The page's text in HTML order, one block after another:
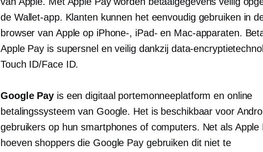
de Wallet-app. Klanten kunnen het eenvoudig gebruiken in
browser van Apple op iPhone-, iPad- en Mac-apparaten.
Apple Pay is supersnel en veilig dankzij data-
Touch ID/Face ID.
Google Pay is een digitaal portemonneeplatform en online
betalingssysteem van Google. Het is beschikbaar voor
gebruikers op hun smartphones of computers. Net als Apple
hoeven shoppers die Google Pay gebruiken dit niet te